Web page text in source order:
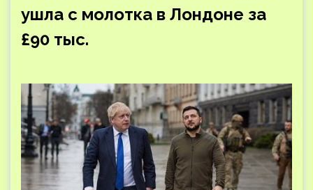
ушла с молотка в Лондоне за
£90 тыс.